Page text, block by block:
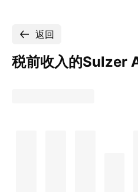
返回
税前收入的Sulzer